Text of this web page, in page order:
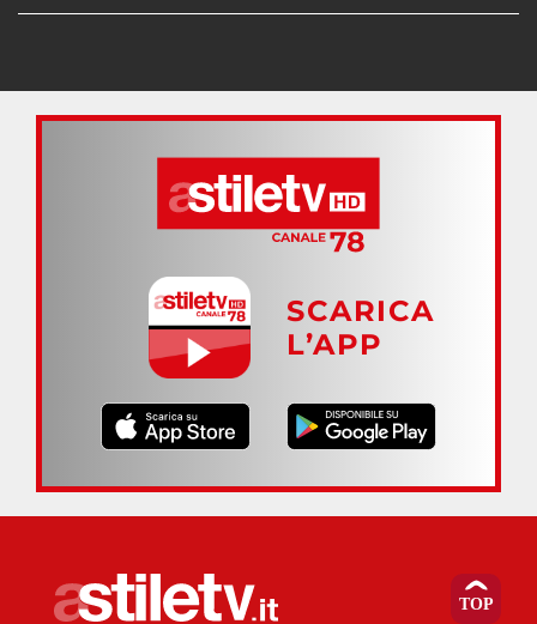
SCARICA
L’APP